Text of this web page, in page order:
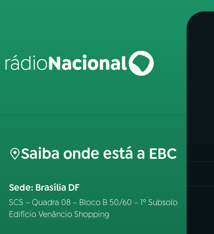
Saiba onde está a EBC
Sede: Brasília DF
SCS – Quadra 08 – Bloco B 50/60 – 1º Subsolo
Edifício Venâncio Shopping